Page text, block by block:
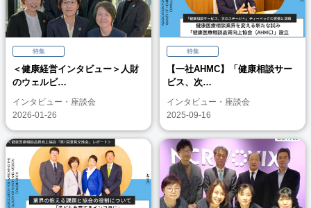
特集
＜健康経営インタビュー＞人財
のウェルビ…
インタビュー・座談会
2026-01-26
特集
【一社AHMC】「健康相談サー
ビス、次…
インタビュー・座談会
2025-09-16